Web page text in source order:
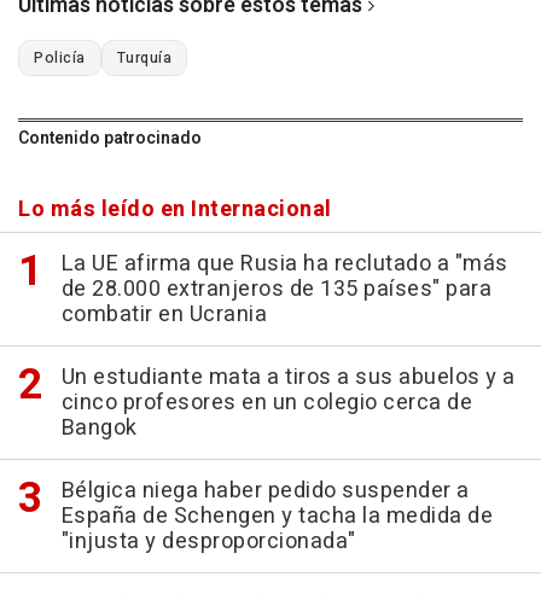
Policía Turquía
Contenido patrocinado
Lo más leído en Internacional
La UE afirma que Rusia ha reclutado a "más
de 28.000 extranjeros de 135 países" para
combatir en Ucrania
Un estudiante mata a tiros a sus abuelos y a
cinco profesores en un colegio cerca de
Bangok
Bélgica niega haber pedido suspender a
España de Schengen y tacha la medida de
"injusta y desproporcionada"